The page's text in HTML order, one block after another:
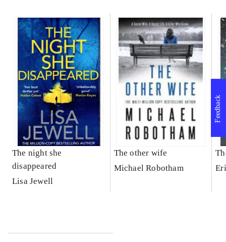
The night she
disappeared
Lisa Jewell
The other wife
Michael Robotham
Feedback